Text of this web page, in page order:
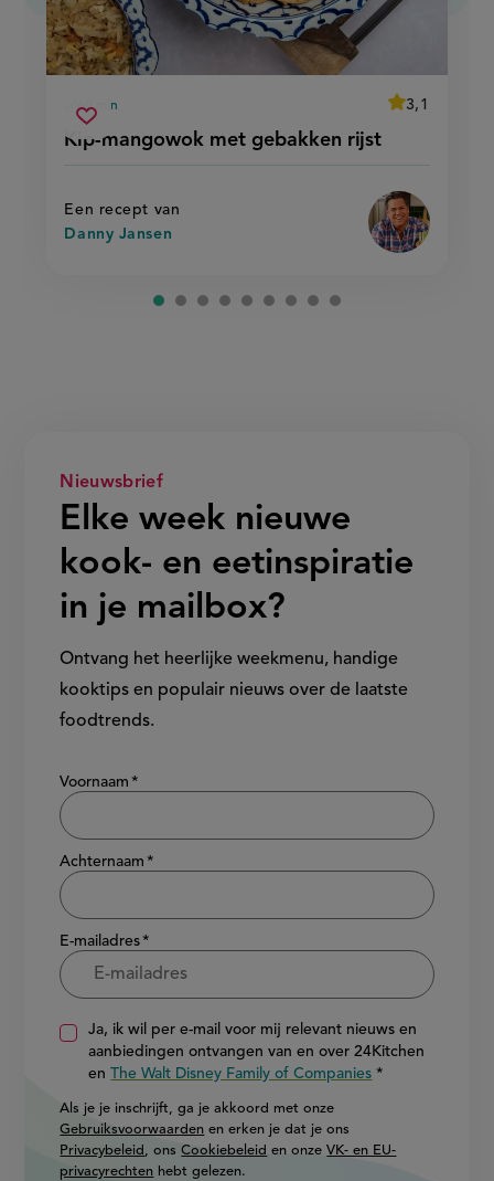
Kip-mangowok met gebakken rijst
voorbereidingstijd
60 min
average
3,1
Beoordeel
met
rijst'
Een recept van
Danny Jansen
Sla
recept
kip-
mangowok
met
rijst
Nieuwsbrief
Elke week nieuwe
kook- en eetinspiratie
in je mailbox?
Ontvang het heerlijke weekmenu, handige
kooktips en populair nieuws over de laatste
foodtrends.
Show/hide
Voornaam
Achternaam
E-mailadres
Ja, ik wil per e-mail voor mij relevant nieuws en
aanbiedingen ontvangen van en over 24Kitchen
enThe Walt Disney Family of Companies
Als je je inschrijft, ga je akkoord met onze
Gebruiksvoorwaarden en erken je dat je ons
Privacybeleid , onsCookiebeleid en onzeVK- en EU-
privacyrechten hebt gelezen.